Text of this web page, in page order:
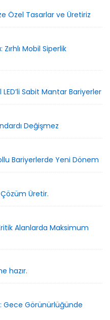
Özel Tasarlar ve Üretiriz
Mobil Siperlik
LED’li Sabit Mantar Bariyerler
Değişmez
Bariyerlerde Yeni Dönem
Üretir.
Alanlarda Maksimum
hazır.
Gece Görünürlüğünde